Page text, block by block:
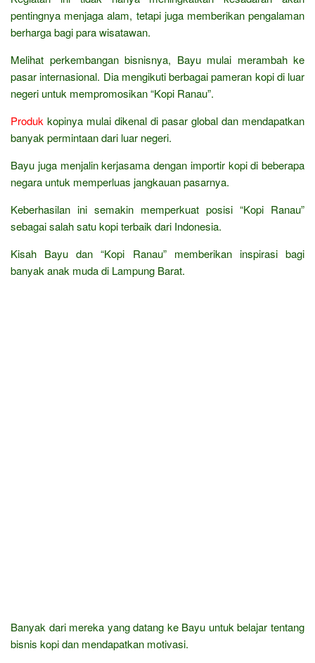
pentingnya menjaga alam, tetapi juga memberikan pengalaman
berharga bagi para wisatawan.
Melihat perkembangan bisnisnya, Bayu mulai merambah ke
pasar internasional. Dia mengikuti berbagai pameran kopi di luar
negeri untuk mempromosikan “Kopi Ranau”.
Produk kopinya mulai dikenal di pasar global dan mendapatkan
banyak permintaan dari luar negeri.
Bayu juga menjalin kerjasama dengan importir kopi di beberapa
negara untuk memperluas jangkauan pasarnya.
Keberhasilan ini semakin memperkuat posisi “Kopi Ranau”
sebagai salah satu kopi terbaik dari Indonesia.
Kisah Bayu dan “Kopi Ranau” memberikan inspirasi bagi
banyak anak muda di Lampung Barat.
Banyak dari mereka yang datang ke Bayu untuk belajar tentang
bisnis kopi dan mendapatkan motivasi.